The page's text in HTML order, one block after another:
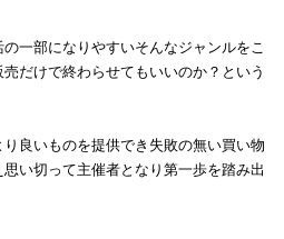
一部になりやすいそんなジャンルをこ
だけで終わらせてもいいのか？という
良いものを提供でき失敗の無い買い物
い切って主催者となり第一歩を踏み出